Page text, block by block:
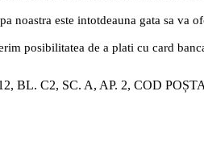
noastra este intotdeauna gata sa va
posibilitatea de a plati cu card
BL. C2, SC. A, AP. 2, COD